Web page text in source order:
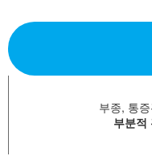
부종, 통
부분적